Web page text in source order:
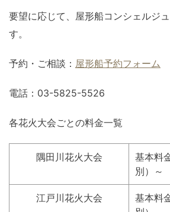
要望に応じて、屋形船コンシェルジ
す。
予約・ご相談： 屋形船予約フォーム
電話：03-5825-5526
各花火大会ごとの料金一覧
隅田川花火大会
基本料
別）～
江戸川花火大会
基本料